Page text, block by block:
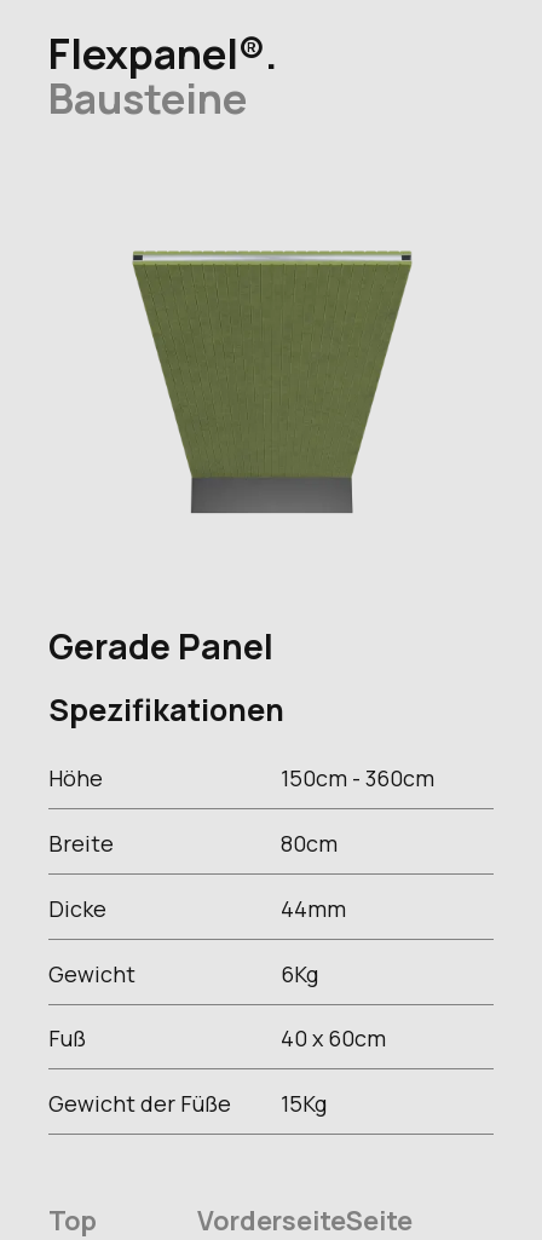
Flexpanel®.
Bausteine
Gerade Panel
Spezifikationen
Höhe 150cm - 360cm
Breite 80cm
Dicke 44mm
Gewicht 6Kg
Fuß 40 x 60cm
Gewicht der Füße 15Kg
Top VorderseiteSeite